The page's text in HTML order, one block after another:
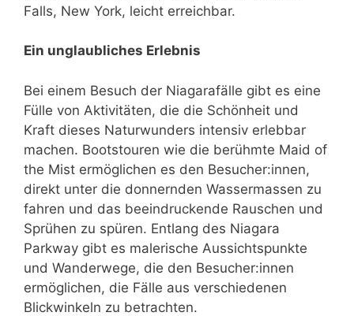
Falls, New York, leicht erreichbar.
Ein unglaubliches Erlebnis
Bei einem Besuch der Niagarafälle gibt es eine
Fülle von Aktivitäten, die die Schönheit und
Kraft dieses Naturwunders intensiv erlebbar
machen. Bootstouren wie die berühmte Maid of
the Mist ermöglichen es den Besucher:innen,
direkt unter die donnernden Wassermassen zu
fahren und das beeindruckende Rauschen und
Sprühen zu spüren. Entlang des Niagara
Parkway gibt es malerische Aussichtspunkte
und Wanderwege, die den Besucher:innen
ermöglichen, die Fälle aus verschiedenen
Blickwinkeln zu betrachten.